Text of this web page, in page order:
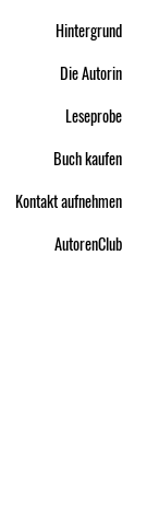
Hintergrund
Die Autorin
Leseprobe
Buch kaufen
Kontakt aufnehmen
AutorenClub